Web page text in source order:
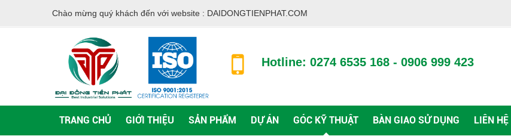
Chào mừng quý khách đến với website : DAIDONGTIENPHAT.COM
Hotline: 0274 6535 168 - 0906 999 423
TRANG CHỦ GIỚI THIỆU SẢN PHẨM DỰ ÁN GÓC KỸ THUẬT BÀN GIAO SỬ DỤNG LIÊN HỆ